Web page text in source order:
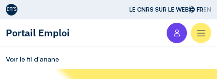
Aller au contenu LE CNRS SUR LE WEB FREN
Portail Emploi
Voir le fil d'ariane